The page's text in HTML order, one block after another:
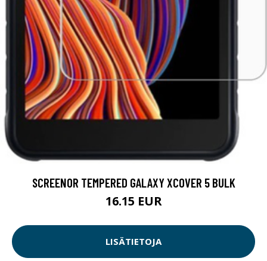
SCREENOR TEMPERED GALAXY XCOVER 5 BULK
16.15 EUR
LISÄTIETOJA